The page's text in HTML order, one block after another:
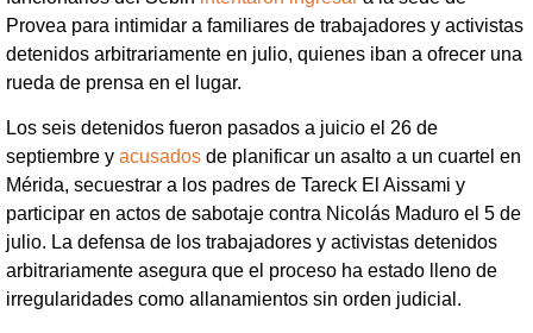
Provea para intimidar a familiares de trabajadores y activistas
detenidos arbitrariamente en julio, quienes iban a ofrecer una
rueda de prensa en el lugar.
Los seis detenidos fueron pasados a juicio el 26 de
septiembre y acusados de planificar un asalto a un cuartel en
Mérida, secuestrar a los padres de Tareck El Aissami y
participar en actos de sabotaje contra Nicolás Maduro el 5 de
julio. La defensa de los trabajadores y activistas detenidos
arbitrariamente asegura que el proceso ha estado lleno de
irregularidades como allanamientos sin orden judicial.